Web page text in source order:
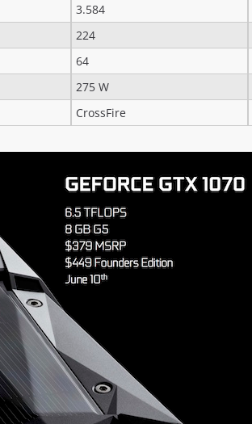
3.584
224
64
275 W
CrossFire